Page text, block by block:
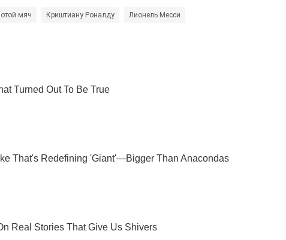
мяч Криштиану Роналду Лионель Месси